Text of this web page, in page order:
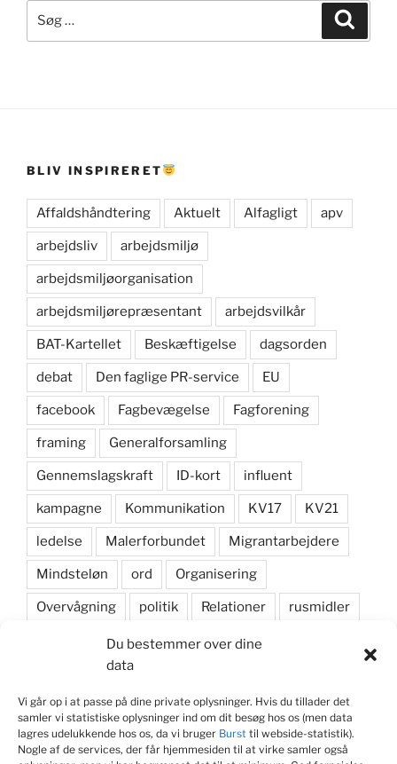
Du bestemmer over dine
data
Vi går op i at passe på dine private oplysninger. Hvis du tillader det
samler vi statistiske oplysninger ind om dit besøg hos os (men data
lagres udelukkende hos os, da vi bruger Burst til webside-statistik).
Nogle af de services, der får hjemmesiden til at virke samler også
efter:
BLIV INSPIRERET
Affaldshåndtering Aktuelt Alfagligt apv
arbejdsliv arbejdsmiljø
arbejdsmiljøorganisation
arbejdsmiljørepræsentant arbejdsvilkår
BAT-Kartellet Beskæftigelse dagsorden
debat Den faglige PR-service EU
facebook Fagbevægelse Fagforening
framing Generalforsamling
Gennemslagskraft ID-kort influent
kampagne Kommunikation KV17 KV21
ledelse Malerforbundet Migrantarbejdere
Mindsteløn ord Organisering
Overvågning politik Relationer rusmidler
samarbejde Samfundsansvar
skyddsombud
sociale medier Strategi valgkamp